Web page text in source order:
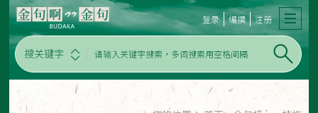
搜关键字
登录 编撰 注册